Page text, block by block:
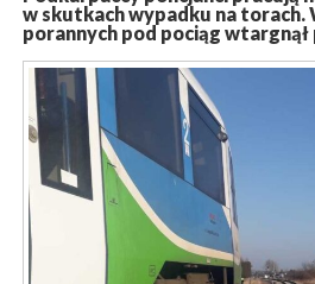
w skutkach wypadku na torach.
porannych pod pociąg wtargnął